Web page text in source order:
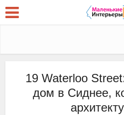
19 Waterloo
дом в Сиднее,